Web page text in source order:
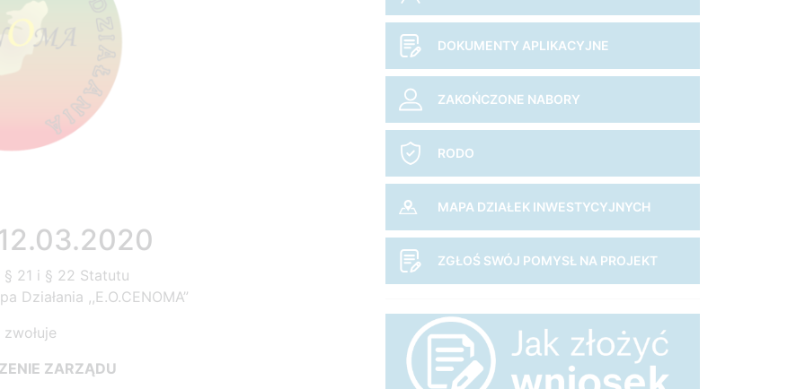
21 i § 22 Statutu
Działania ,,E.O.CENOMA”
zwołuje
ZARZĄDU
DOKUMENTY APLIKACYJNE
ZAKOŃCZONE NABORY
RODO
MAPA DZIAŁEK INWESTYCYJNYCH
ZGŁOŚ SWÓJ POMYSŁ NA PROJEKT